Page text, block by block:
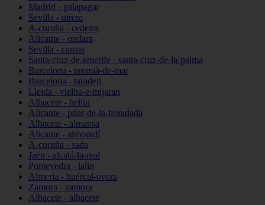
Madrid - galapagar
Sevilla - utrera
A-coruña - cedeira
Alicante - ondara
Sevilla - camas
Santa-cruz-de-tenerife - santa-cruz-de-la-palma
Barcelona - premià-de-mar
Barcelona - taradell
Lleida - vielha-e-mijaran
Albacete - hellín
Alicante - pilar-de-la-horadada
Albacete - almansa
Alicante - almoradí
A-coruña - sada
Jaén - alcalá-la-real
Pontevedra - lalín
Almería - huércal-overa
Zamora - zamora
Albacete - albacete